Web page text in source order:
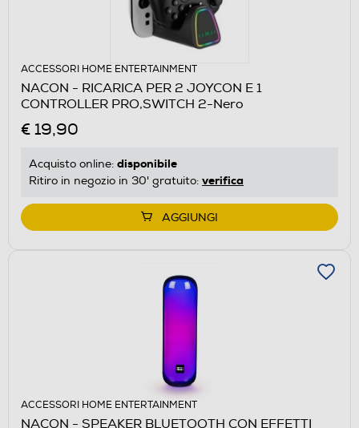
ACCESSORI HOME ENTERTAINMENT
NACON - RICARICA PER 2 JOYCON E 1
CONTROLLER PRO,SWITCH 2-Nero
€ 19,90
Acquisto online: disponibile
Ritiro in negozio in 30' gratuito: verifica
AGGIUNGI
ACCESSORI HOME ENTERTAINMENT
NACON - SPEAKER BLUETOOTH CON EFFETTI